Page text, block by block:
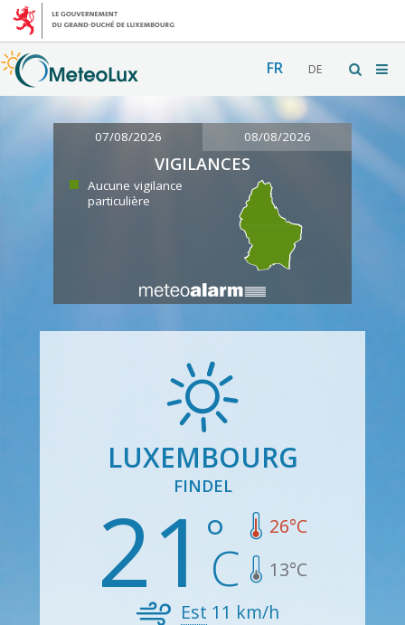
FR DE
07/08/2026 08/08/2026
VIGILANCES
Aucune vigilance
particulière
LUXEMBOURG
FINDEL
21 26°C
13°C
Est 11 km/h